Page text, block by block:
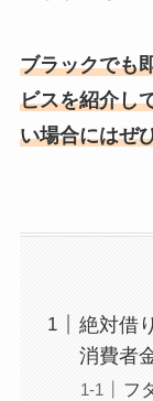
ブラックでも
ビスを紹介し
い場合にはぜ
絶対借
消費者
フ